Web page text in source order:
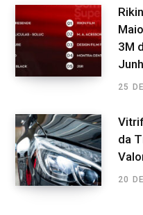
3M
25
da
20